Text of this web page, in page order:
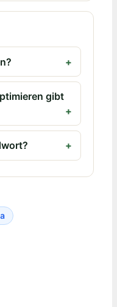
gibt